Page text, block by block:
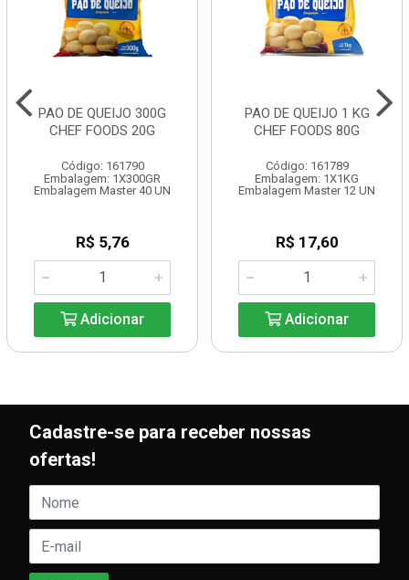
PAO DE QUEIJO 300G
CHEF FOODS 20G
Código: 161790
Embalagem: 1X300GR
Embalagem Master 40 UN
R$ 5,76
Adicionar
PAO DE QUEIJO 1 KG
CHEF FOODS 80G
Código: 161789
Embalagem: 1X1KG
Embalagem Master 12 UN
R$ 17,60
Adicionar
Cadastre-se para receber nossas
ofertas!